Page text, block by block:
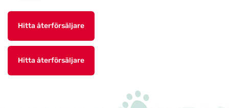
Hitta återförsäljare
Hitta återförsäljare